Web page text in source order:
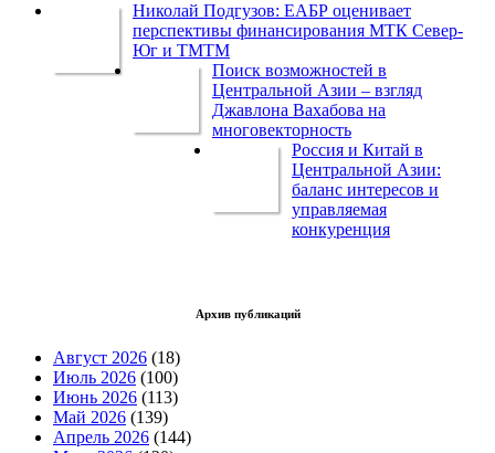
Николай Подгузов: ЕАБР оценивает
перспективы финансирования МТК Север-
Юг и ТМТМ
Поиск возможностей в
Центральной Азии – взгляд
Джавлона Вахабова на
многовекторность
Россия и Китай в
Центральной Азии:
баланс интересов и
управляемая
конкуренция
Архив публикаций
Август 2026 (18)
Июль 2026 (100)
Июнь 2026 (113)
Май 2026 (139)
Апрель 2026 (144)